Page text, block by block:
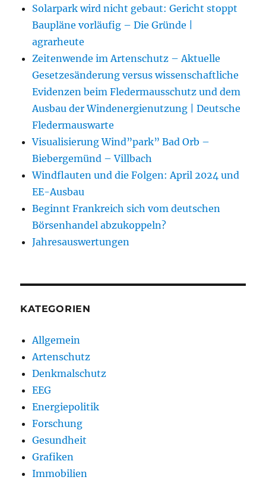
Solarpark wird nicht gebaut: Gericht stoppt
Baupläne vorläufig – Die Gründe |
agrarheute
Zeitenwende im Artenschutz – Aktuelle
Gesetzesänderung versus wissenschaftliche
Evidenzen beim Fledermausschutz und dem
Ausbau der Windenergienutzung | Deutsche
Fledermauswarte
Visualisierung Wind”park” Bad Orb –
Biebergemünd – Villbach
Windflauten und die Folgen: April 2024 und
EE-Ausbau
Beginnt Frankreich sich vom deutschen
Börsenhandel abzukoppeln?
Jahresauswertungen
KATEGORIEN
Allgemein
Artenschutz
Denkmalschutz
EEG
Energiepolitik
Forschung
Gesundheit
Grafiken
Immobilien